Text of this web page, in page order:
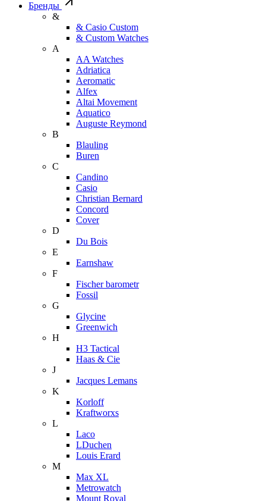
Бренды
&
& Casio Custom
& Custom Watches
A
AA Watches
Adriatica
Aeromatic
Alfex
Altai Movement
Aquatico
Auguste Reymond
B
Blauling
Buren
C
Candino
Casio
Christian Bernard
Concord
Cover
D
Du Bois
E
Earnshaw
F
Fischer barometr
Fossil
G
Glycine
Greenwich
H
H3 Tactical
Haas & Cie
J
Jacques Lemans
K
Korloff
Kraftworxs
L
Laco
LDuchen
Louis Erard
M
Max XL
Metrowatch
Mount Royal